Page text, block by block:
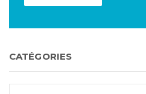
CATÉGORIES